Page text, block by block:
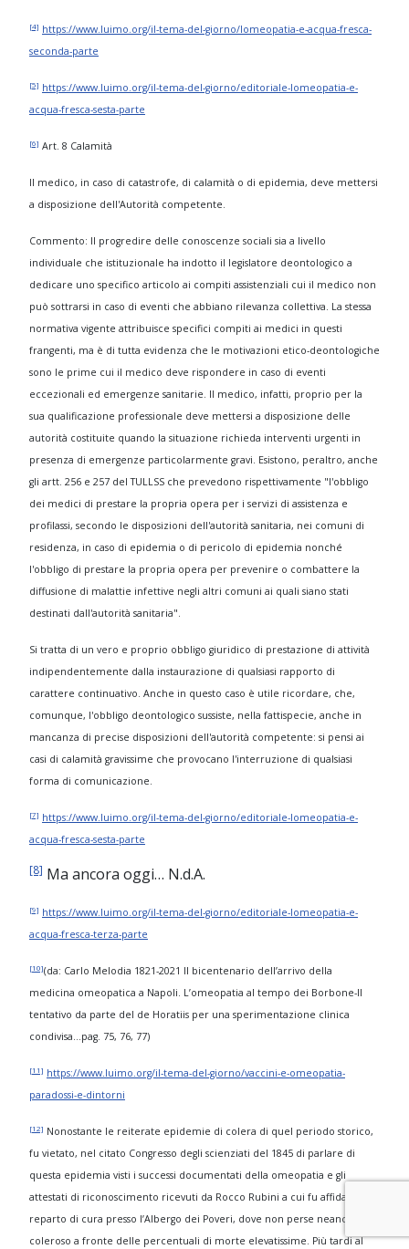
[4] https://www.luimo.org/il-tema-del-giorno/lomeopatia-e-acqua-fresca-
seconda-parte
[5] https://www.luimo.org/il-tema-del-giorno/editoriale-lomeopatia-e-
acqua-fresca-sesta-parte
[6] Art. 8 Calamità
Il medico, in caso di catastrofe, di calamità o di epidemia, deve mettersi
a disposizione dell'Autorità competente.
Commento: Il progredire delle conoscenze sociali sia a livello
individuale che istituzionale ha indotto il legislatore deontologico a
dedicare uno specifico articolo ai compiti assistenziali cui il medico non
può sottrarsi in caso di eventi che abbiano rilevanza collettiva. La stessa
normativa vigente attribuisce specifici compiti ai medici in questi
frangenti, ma è di tutta evidenza che le motivazioni etico-deontologiche
sono le prime cui il medico deve rispondere in caso di eventi
eccezionali ed emergenze sanitarie. Il medico, infatti, proprio per la
sua qualificazione professionale deve mettersi a disposizione delle
autorità costituite quando la situazione richieda interventi urgenti in
presenza di emergenze particolarmente gravi. Esistono, peraltro, anche
gli artt. 256 e 257 del TULLSS che prevedono rispettivamente "l'obbligo
dei medici di prestare la propria opera per i servizi di assistenza e
profilassi, secondo le disposizioni dell'autorità sanitaria, nei comuni di
residenza, in caso di epidemia o di pericolo di epidemia nonché
l'obbligo di prestare la propria opera per prevenire o combattere la
diffusione di malattie infettive negli altri comuni ai quali siano stati
destinati dall'autorità sanitaria".
Si tratta di un vero e proprio obbligo giuridico di prestazione di attività
indipendentemente dalla instaurazione di qualsiasi rapporto di
carattere continuativo. Anche in questo caso è utile ricordare, che,
comunque, l'obbligo deontologico sussiste, nella fattispecie, anche in
mancanza di precise disposizioni dell'autorità competente: si pensi ai
casi di calamità gravissime che provocano l'interruzione di qualsiasi
forma di comunicazione.
[7] https://www.luimo.org/il-tema-del-giorno/editoriale-lomeopatia-e-
acqua-fresca-sesta-parte
[8] Ma ancora oggi… N.d.A.
[9] https://www.luimo.org/il-tema-del-giorno/editoriale-lomeopatia-e-
acqua-fresca-terza-parte
[10](da: Carlo Melodia 1821-2021 Il bicentenario dell’arrivo della
medicina omeopatica a Napoli. L’omeopatia al tempo dei Borbone-Il
tentativo da parte del de Horatiis per una sperimentazione clinica
condivisa…pag. 75, 76, 77)
[11] https://www.luimo.org/il-tema-del-giorno/vaccini-e-omeopatia-
paradossi-e-dintorni
[12] Nonostante le reiterate epidemie di colera di quel periodo storico,
fu vietato, nel citato Congresso degli scienziati del 1845 di parlare di
questa epidemia visti i successi documentati della omeopatia e gli
attestati di riconoscimento ricevuti da Rocco Rubini a cui fu affidato un
reparto di cura presso l’Albergo dei Poveri, dove non perse neanche un
coleroso a fronte delle percentuali di morte elevatissime. Più tardi al